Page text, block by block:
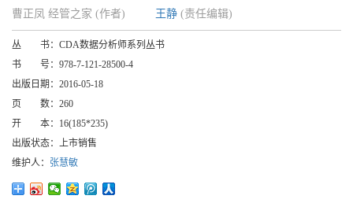
曹正凤 经管之家 (作者) 王静 (责任编辑)
丛 书： CDA数据分析师系列丛书
书 号： 978-7-121-28500-4
出版日期： 2016-05-18
页 数： 260
开 本： 16(185*235)
出版状态： 上市销售
维护人： 张慧敏